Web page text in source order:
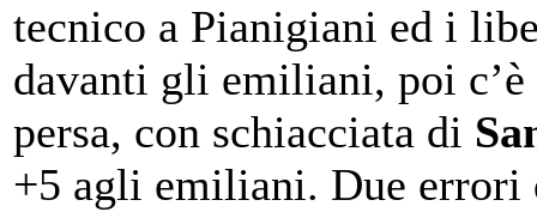
tecnico a Pianigiani ed i
davanti gli emiliani, poi c’è
persa, con schiacciata di
+5 agli emiliani. Due errori